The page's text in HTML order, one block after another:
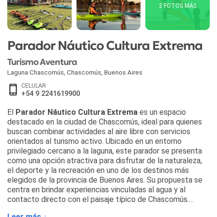
2 FOTOS MÁS
Parador Náutico Cultura Extrema
Turismo Aventura
Laguna Chascomús Chascomús Buenos Aires
CELULAR
+54 9 2241619900
El Parador Náutico Cultura Extrema es un espacio
destacado en la ciudad de Chascomús, ideal para quienes
buscan combinar actividades al aire libre con servicios
orientados al turismo activo. Ubicado en un entorno
privilegiado cercano a la laguna, este parador se presenta
como una opción atractiva para disfrutar de la naturaleza,
el deporte y la recreación en uno de los destinos más
elegidos de la provincia de Buenos Aires. Su propuesta se
centra en brindar experiencias vinculadas al agua y al
contacto directo con el paisaje típico de Chascomús.